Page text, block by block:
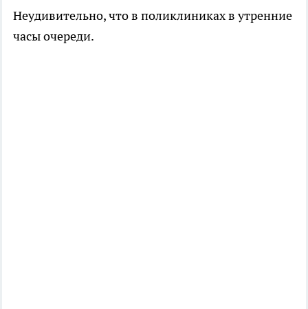
Неудивительно, что в поликлиниках в утренние
часы очереди.